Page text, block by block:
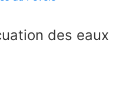
des eaux